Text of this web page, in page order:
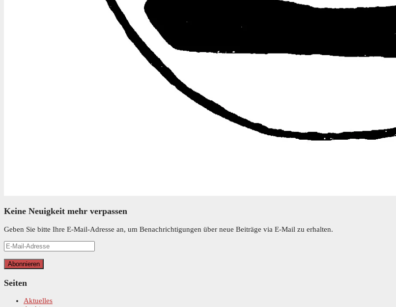
Keine Neuigkeit mehr verpassen
Geben Sie bitte Ihre E-Mail-Adresse an, um Benachrichtigungen über neue Beiträge via E-Mail zu erhalten.
E-
Mail-
Adresse
Abonnieren
Seiten
Aktuelles